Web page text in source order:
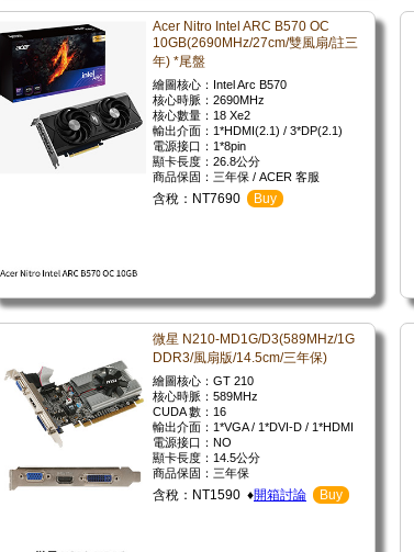
Acer Nitro Intel ARC B570 OC
10GB(2690MHz/27cm/雙風扇/註三
年) *尾盤
繪圖核心：Intel Arc B570
核心時脈：2690MHz
核心數量：18 Xe2
輸出介面：1*HDMI(2.1) / 3*DP(2.1)
電源接口：1*8pin
顯卡長度：26.8公分
商品保固：三年保 / ACER 客服
含稅：NT7690 Buy
微星 N210-MD1G/D3(589MHz/1G
DDR3/風扇版/14.5cm/三年保)
繪圖核心：GT 210
核心時脈：589MHz
CUDA 數：16
輸出介面：1*VGA / 1*DVI-D / 1*HDMI
電源接口：NO
顯卡長度：14.5公分
商品保固：三年保
含稅：NT1590 ♦開箱討論 Buy